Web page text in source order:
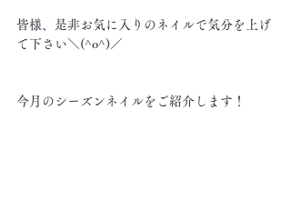
皆様、是非お気に入りのネイルで気分を上げ
て下さい＼(^o^)／
今月のシーズンネイルをご紹介します！